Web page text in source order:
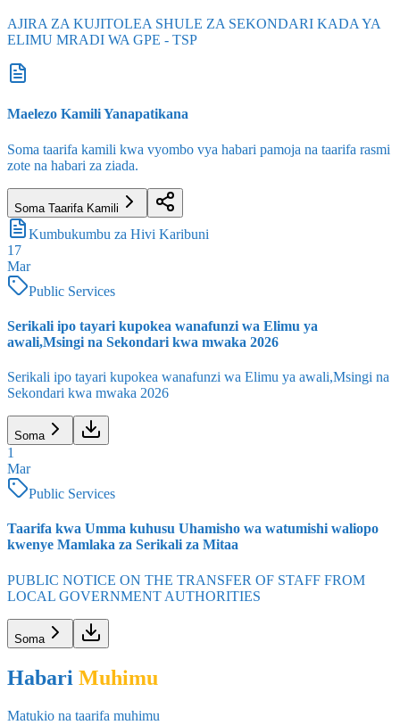
AJIRA ZA KUJITOLEA SHULE ZA SEKONDARI KADA YA
ELIMU MRADI WA GPE - TSP
Maelezo Kamili Yanapatikana
Soma taarifa kamili kwa vyombo vya habari pamoja na taarifa rasmi
zote na habari za ziada.
Soma Taarifa Kamili
Kumbukumbu za Hivi Karibuni
17
Mar
Public Services
Serikali ipo tayari kupokea wanafunzi wa Elimu ya
awali,Msingi na Sekondari kwa mwaka 2026
Serikali ipo tayari kupokea wanafunzi wa Elimu ya awali,Msingi na
Sekondari kwa mwaka 2026
Soma
1
Mar
Public Services
Taarifa kwa Umma kuhusu Uhamisho wa watumishi waliopo
kwenye Mamlaka za Serikali za Mitaa
PUBLIC NOTICE ON THE TRANSFER OF STAFF FROM
LOCAL GOVERNMENT AUTHORITIES
Soma
Habari Muhimu
Matukio na taarifa muhimu